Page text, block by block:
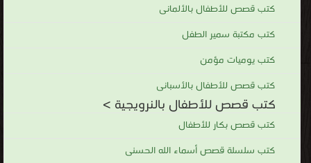
كتب قصص للأطفال بالألمانى
كتب مكتبة سمير الطفل
كتب يوميات مؤمن
كتب قصص للأطفال بالأسبانى
كتب قصص للأطفال بالنرويجية >
كتب قصص بكار للأطفال
كتب سلسلة قصص أسماء الله الحسنى